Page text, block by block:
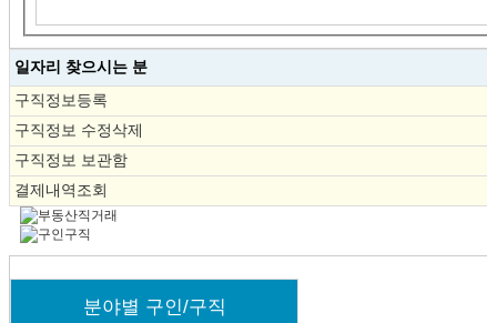
일자리 찾으시는 분
구직정보등록
구직정보 수정삭제
구직정보 보관함
결제내역조회
분야별 구인/구직